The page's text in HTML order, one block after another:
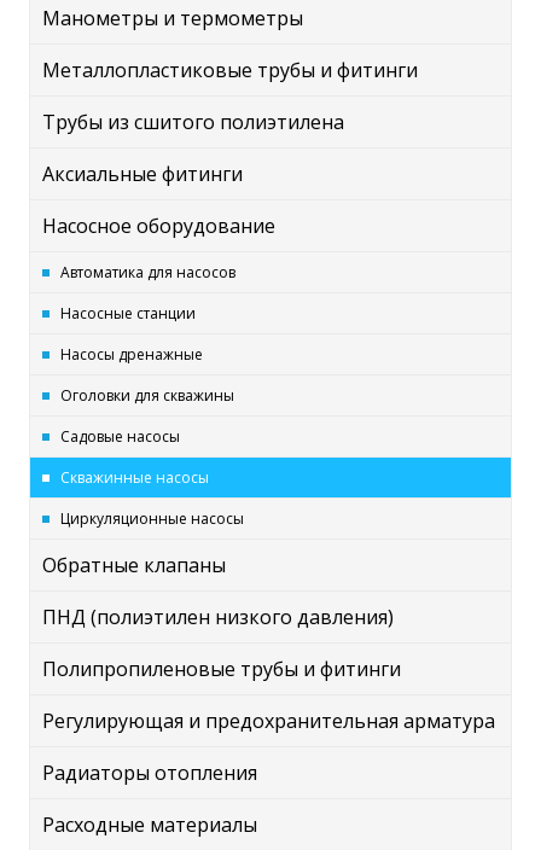
Манометры и термометры
Металлопластиковые трубы и фитинги
Трубы из сшитого полиэтилена
Аксиальные фитинги
Насосное оборудование
Автоматика для насосов
Насосные станции
Насосы дренажные
Оголовки для скважины
Садовые насосы
Скважинные насосы
Циркуляционные насосы
Обратные клапаны
ПНД (полиэтилен низкого давления)
Полипропиленовые трубы и фитинги
Регулирующая и предохранительная арматура
Радиаторы отопления
Расходные материалы